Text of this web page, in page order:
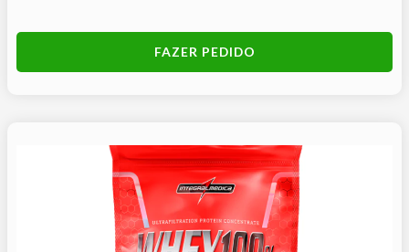
FAZER PEDIDO